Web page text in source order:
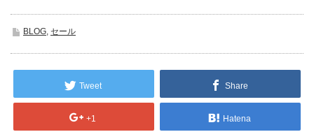
BLOG, セール
Tweet Share
+1 Hatena